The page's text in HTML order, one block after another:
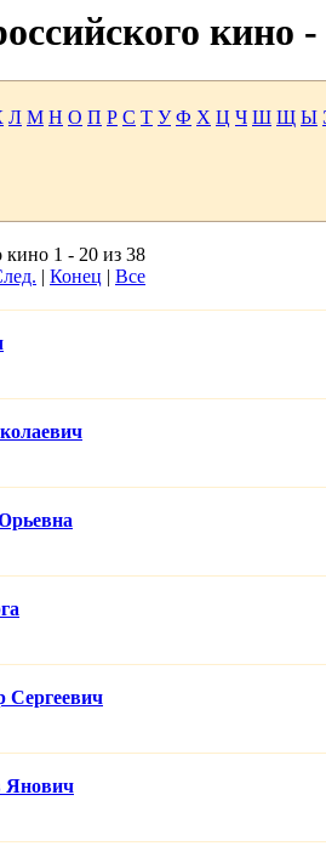
кино
Л М Н О П Р С Т У Ф Х Ц Ч Ш Щ Ы
кино 1 - 20 из 38
| Конец | Все
Янович